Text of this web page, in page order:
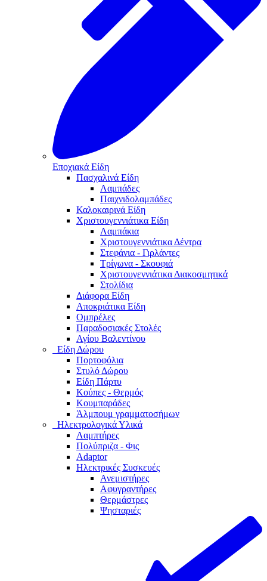
Εποχιακά Είδη
Πασχαλινά Είδη
Λαμπάδες
Παιχνιδολαμπάδες
Καλοκαιρινά Eίδη
Χριστουγεννιάτικα Είδη
Λαμπάκια
Χριστουγεννιάτικα Δέντρα
Στεφάνια - Γιρλάντες
Τρίγωνα - Σκουφιά
Χριστουγεννιάτικα Διακοσμητικά
Στολίδια
Διάφορα Είδη
Αποκριάτικα Είδη
Ομπρέλες
Παραδοσιακές Στολές
Αγίου Βαλεντίνου
Είδη Δώρου
Πορτοφόλια
Στυλό Δώρου
Είδη Πάρτυ
Κούπες - Θερμός
Κουμπαράδες
Άλμπουμ γραμματοσήμων
Ηλεκτρολογικά Υλικά
Λαμπτήρες
Πολύπριζα - Φις
Adaptor
Ηλεκτρικές Συσκευές
Ανεμιστήρες
Αφυγραντήρες
Θερμάστρες
Ψησταριές